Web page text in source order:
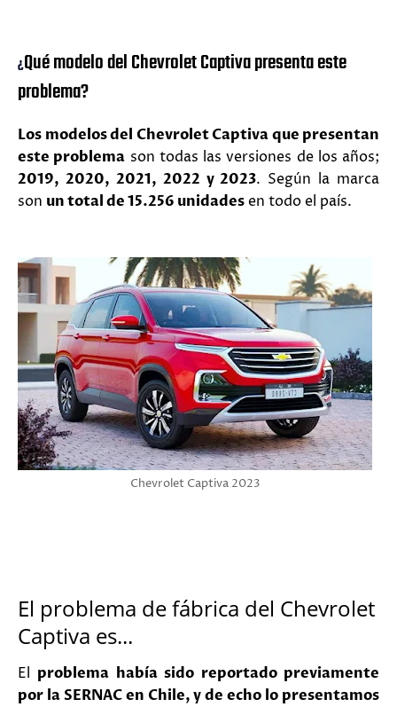
¿Qué modelo del Chevrolet Captiva presenta este
problema?
Los modelos del Chevrolet Captiva que presentan
este problema son todas las versiones de los años;
2019, 2020, 2021, 2022 y 2023. Según la marca
son un total de 15.256 unidadesen todo el país.
Chevrolet Captiva 2023
El problema de fábrica del Chevrolet
Captiva es...
El problema había sido reportado previamente
por la SERNAC en Chile, y de echo lo presentamos